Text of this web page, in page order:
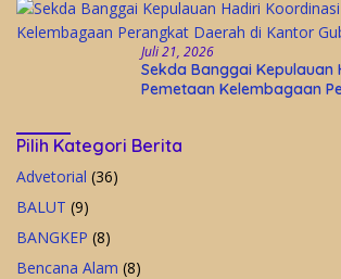
Juli 21, 2026
Sekda Banggai Kepulauan
Pemetaan Kelembagaan
Pilih Kategori Berita
Advetorial (36)
BALUT (9)
BANGKEP (8)
Bencana Alam (8)